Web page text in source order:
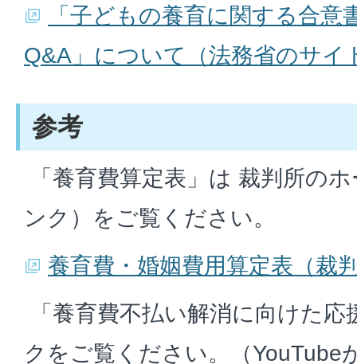
「子どもの養育に関する合意
Q&A」について（法務省のサイ
参考
「養育費算定表」は 裁判所の
ンク）をご覧ください。
養育費・婚姻費用算定表（裁
「養育費不払い解消に向けた
クをご覧ください。（YouTube